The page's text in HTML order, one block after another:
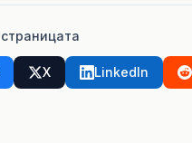
X LinkedIn